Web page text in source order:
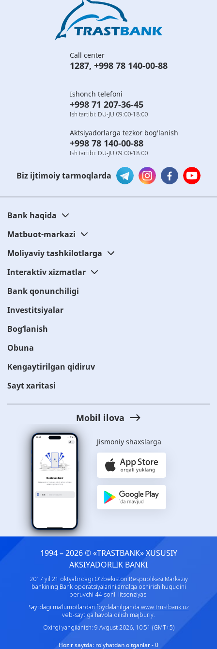
Call center
1287, +998 78 140-00-88
Ishonch telefoni
+998 71 207-36-45
Ish tartibi: DU-JU 09:00-18:00
Aktsiyadorlarga tezkor bog'lanish
+998 78 140-00-88
Ish tartibi: DU-JU 09:00-18:00
Biz ijtimoiy tarmoqlarda
Bank haqida
Matbuot-markazi
Moliyaviy tashkilotlarga
Interaktiv xizmatlar
Bank qonunchiligi
Investitsiyalar
Bog‘lanish
Obuna
Kengaytirilgan qidiruv
Sayt xaritasi
Mobil ilova
Jismoniy shaxslarga
1994 – 2026 © «TRASTBANK» ХUSUSIY
AKSIYADORLIK BANKI
2017 yil 21 oktyabrdagi O‘zbekiston Respublikasi Markaziy
bankining Bank operatsiyalarini amalga oshirish huquqini
beruvchi 44-sonli litsenziyasi
Saytdagi ma’lumotlardan foydalanilganda www.trustbank.uz
veb-saytiga havola qilish majburiy.
Oxirgi yangilanish: 9 Avgust 2026, 10:51 (GMT+5)
Hozir saytda: ro'yhatdan o'tganlar - 0